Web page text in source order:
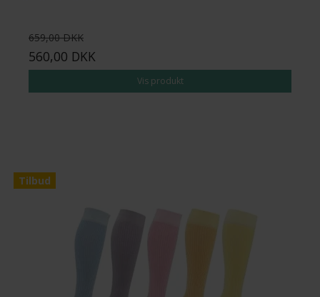
659,00 DKK
560,00 DKK
Vis produkt
Tilbud